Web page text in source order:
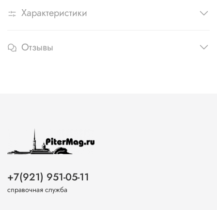
Характеристики
Отзывы
+7(921) 951-05-11
справочная служба